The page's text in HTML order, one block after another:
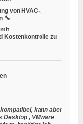
von HVAC-,
🔧
Kostenkontrolle zu
kann aber
Desktop , VMware